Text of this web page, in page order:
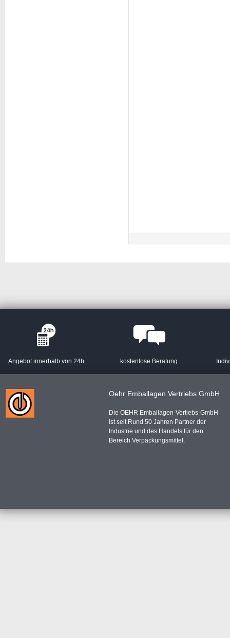
Angebot innerhalb von 24h kostenlose Beratung
Oehr Emballagen Vertriebs GmbH
Die OEHR Emballagen-Vertiebs-GmbH
ist seit Rund 50 Jahren Partner der
Industrie und des Handels für den
Bereich Verpackungsmittel.